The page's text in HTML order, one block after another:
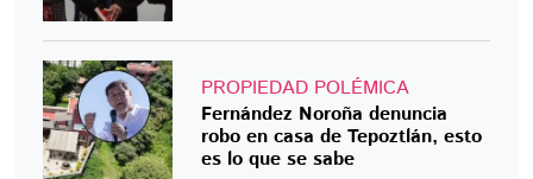
PROPIEDAD POLÉMICA
Fernández Noroña denuncia
robo en casa de Tepoztlán, esto
es lo que se sabe